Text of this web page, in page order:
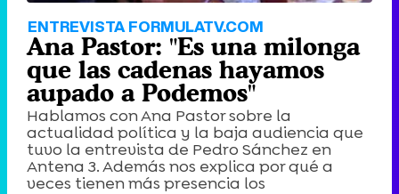
ENTREVISTA FORMULATV.COM
Ana Pastor: "Es una milonga
que las cadenas hayamos
aupado a Podemos"
Hablamos con Ana Pastor sobre la
actualidad política y la baja audiencia que
tuvo la entrevista de Pedro Sánchez en
Antena 3. Además nos explica por qué a
veces tienen más presencia los